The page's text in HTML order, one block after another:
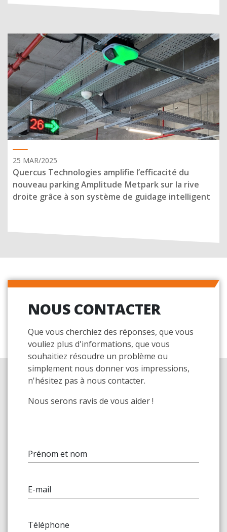
25 MAR/2025
Quercus Technologies amplifie l’efficacité du
nouveau parking Amplitude Metpark sur la rive
droite grâce à son système de guidage intelligent
NOUS CONTACTER
Que vous cherchiez des réponses, que vous
vouliez plus d'informations, que vous
souhaitiez résoudre un problème ou
simplement nous donner vos impressions,
n'hésitez pas à nous contacter.
Nous serons ravis de vous aider !
Prénom et nom
E-mail
Téléphone